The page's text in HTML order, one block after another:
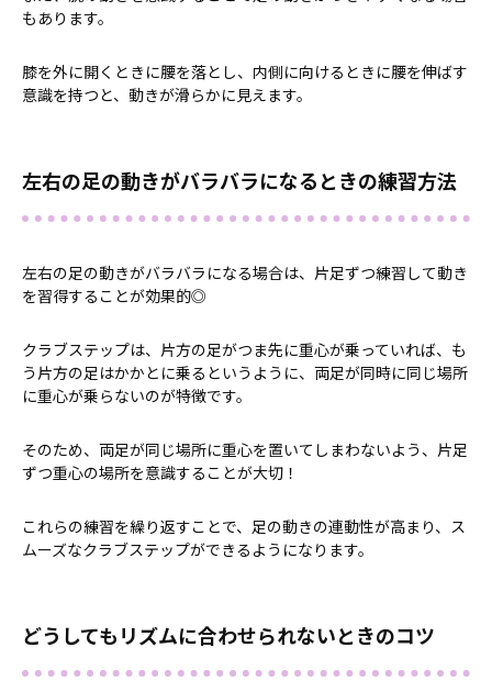
もあります。
膝を外に開くときに腰を落とし、内側に向けるときに腰を伸ばす
意識を持つと、動きが滑らかに見えます。
左右の足の動きがバラバラになるときの練習方法
左右の足の動きがバラバラになる場合は、片足ずつ練習して動き
を習得することが効果的◎
クラブステップは、片方の足がつま先に重心が乗っていれば、も
う片方の足はかかとに乗るというように、両足が同時に同じ場所
に重心が乗らないのが特徴です。
そのため、両足が同じ場所に重心を置いてしまわないよう、片足
ずつ重心の場所を意識することが大切！
これらの練習を繰り返すことで、足の動きの連動性が高まり、ス
ムーズなクラブステップができるようになります。
どうしてもリズムに合わせられないときのコツ